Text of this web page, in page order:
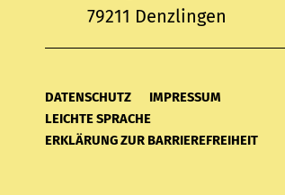
79211 Denzlingen
DATENSCHUTZ
IMPRESSUM
LEICHTE SPRACHE
ERKLÄRUNG ZUR BARRIEREFREIHEIT